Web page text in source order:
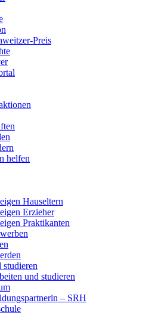
Preis
helfen
Hauseltern
Erzieher
Praktikanten
studieren
und studieren
– SRH